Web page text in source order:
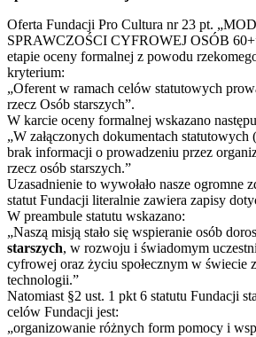
Oferta Fundacji Pro Cultura nr 23 pt.
SPRAWCZOŚCI CYFROWEJ OSÓB
etapie oceny formalnej z powodu
kryterium:
„Oferent w ramach celów statutowych
rzecz Osób starszych”.
W karcie oceny formalnej wskazano
„W załączonych dokumentach statutowych
brak informacji o prowadzeniu przez
rzecz osób starszych.”
Uzasadnienie to wywołało nasze ogromne
statut Fundacji literalnie zawiera zapisy
W preambule statutu wskazano:
„Naszą misją stało się wspieranie osób
starszych, w rozwoju i świadomym
cyfrowej oraz życiu społecznym w świecie
technologii.”
Natomiast §2 ust. 1 pkt 6 statutu Fundacji
celów Fundacji jest:
„organizowanie różnych form pomocy i